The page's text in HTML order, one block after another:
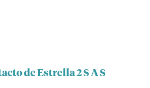
de Estrella 2 S A S